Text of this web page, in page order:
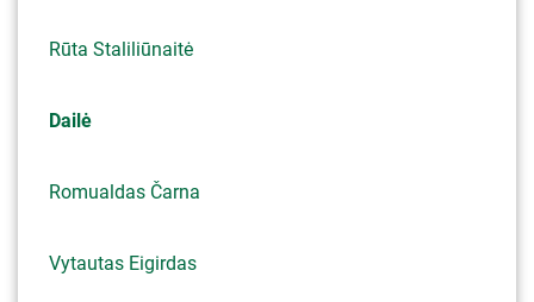
Rūta Staliliūnaitė
Dailė
Romualdas Čarna
Vytautas Eigirdas